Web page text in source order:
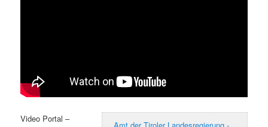
Amt der Tiroler Landesregierung -
Video Portal –